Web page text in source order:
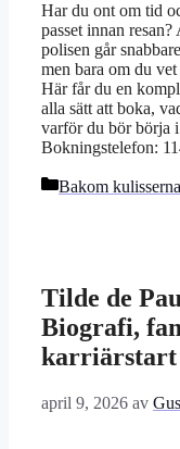
Har du ont om tid
passet innan
polisen går
men bara om du
Här får du en
alla sätt att boka,
varför du bör börja
Bokningstelefon:
Kategorier
Bakom kulisserna
Tilde de
Biografi,
karriärstart
april 9, 2026 av